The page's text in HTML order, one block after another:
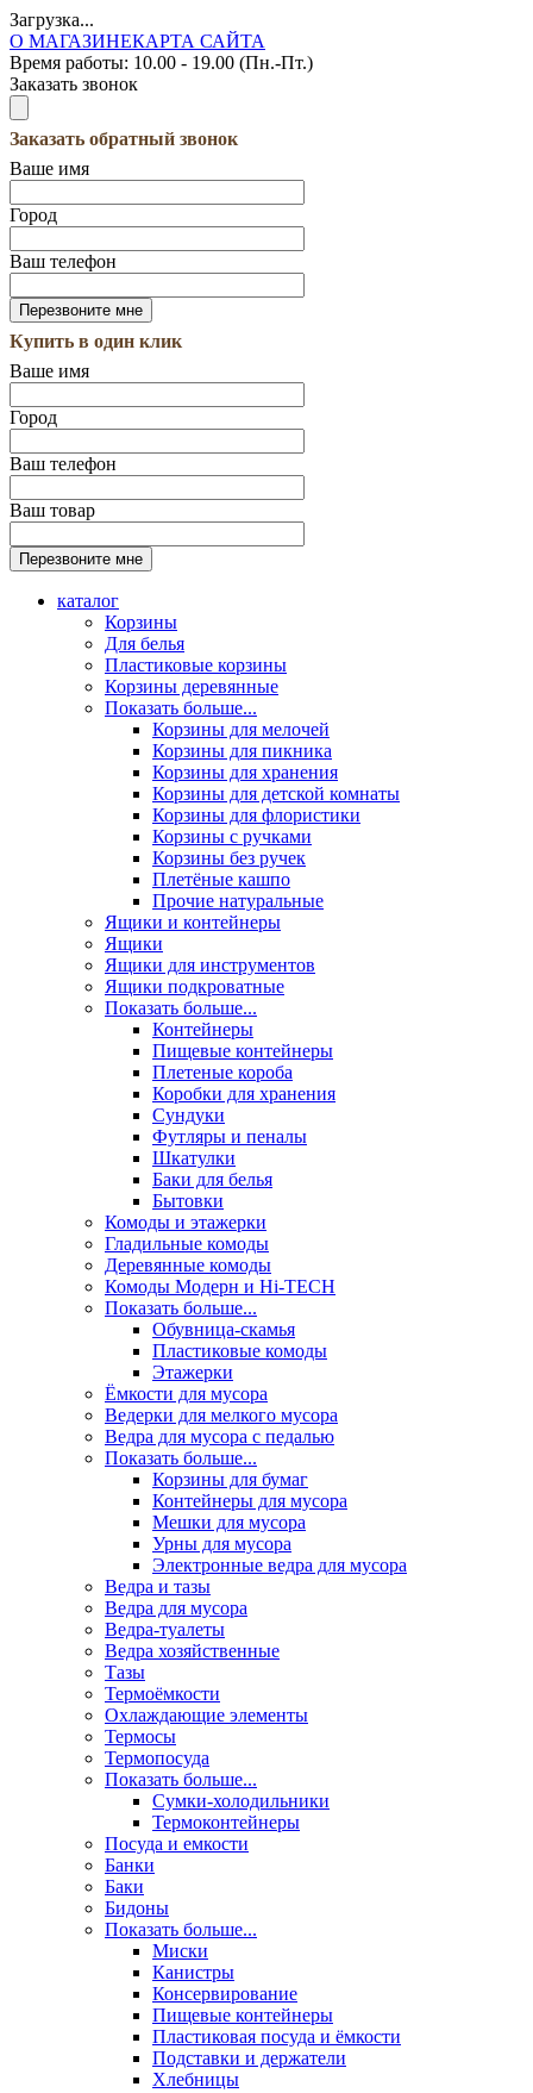
Загрузка...
О МАГАЗИНЕКАРТА САЙТА
Время работы: 10.00 - 19.00 (Пн.-Пт.)
Заказать звонок
Заказать обратный звонок
Ваше имя
Город
Ваш телефон
Купить в один клик
Ваше имя
Город
Ваш телефон
Ваш товар
каталог
Корзины
Для белья
Пластиковые корзины
Корзины деревянные
Показать больше...
Корзины для мелочей
Корзины для пикника
Корзины для хранения
Корзины для детской комнаты
Корзины для флористики
Корзины с ручками
Корзины без ручек
Плетёные кашпо
Прочие натуральные
Ящики и контейнеры
Ящики
Ящики для инструментов
Ящики подкроватные
Показать больше...
Контейнеры
Пищевые контейнеры
Плетеные короба
Коробки для хранения
Сундуки
Футляры и пеналы
Шкатулки
Баки для белья
Бытовки
Комоды и этажерки
Гладильные комоды
Деревянные комоды
Комоды Модерн и Hi-TECH
Показать больше...
Обувница-скамья
Пластиковые комоды
Этажерки
Ёмкости для мусора
Ведерки для мелкого мусора
Ведра для мусора с педалью
Показать больше...
Корзины для бумаг
Контейнеры для мусора
Мешки для мусора
Урны для мусора
Электронные ведра для мусора
Ведра и тазы
Ведра для мусора
Ведра-туалеты
Ведра хозяйственные
Тазы
Термоёмкости
Охлаждающие элементы
Термосы
Термопосуда
Показать больше...
Сумки-холодильники
Термоконтейнеры
Посуда и емкости
Банки
Баки
Бидоны
Показать больше...
Миски
Канистры
Консервирование
Пищевые контейнеры
Пластиковая посуда и ёмкости
Подставки и держатели
Хлебницы